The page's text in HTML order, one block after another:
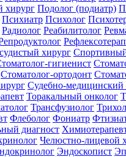
хирург Подолог (подиатр)
Психиатр Психолог
Радиолог Реабилитолог
хирург
гигиенист
Стоматолог-ортодонт
Судебно-медицинский
Торакальный онколог
Трансфузиолог
Флеболог Фониатр
диагност
Челюстно-лицевой
Эндоскопист